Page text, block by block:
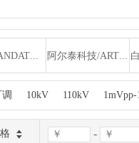
安达通/ANDATONG 阿尔泰科技/ARTTECHNOLOGY
/DBGP 德申/DESHEN
毅竞/ELECGENE
方大/FANGDA
10kV 110kV 1mVpp-
-